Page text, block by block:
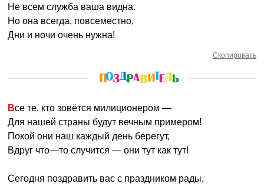
Не всем служба ваша видна.
Но она всегда, повсеместно,
Дни и ночи очень нужна!
Скопировать
Все те, кто зовётся милиционером —
Для нашей страны будут вечным примером!
Покой они наш каждый день берегут,
Вдруг что—то случится — они тут как тут!
Сегодня поздравить вас с праздником рады,